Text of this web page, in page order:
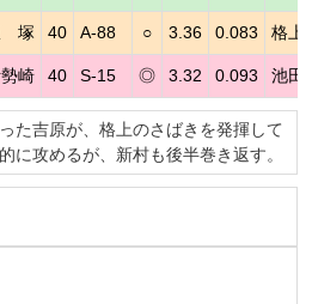
塚 40 A-88 ○ 3.36 0.083 格上
崎 40 S-15 ◎ 3.32 0.093 池田
た吉原が、格上のさばきを発揮して
に攻めるが、新村も後半巻き返す。